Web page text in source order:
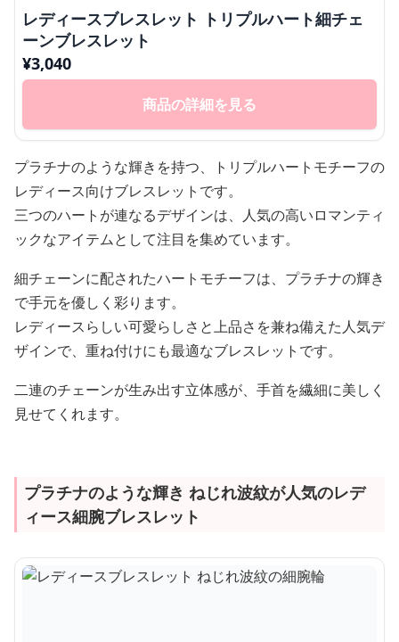
レディースブレスレット トリプルハート細チェ
ーンブレスレット
¥3,040
商品の詳細を見る
プラチナのような輝きを持つ、トリプルハートモチーフの
レディース向けブレスレットです。
三つのハートが連なるデザインは、人気の高いロマンティ
ックなアイテムとして注目を集めています。
細チェーンに配されたハートモチーフは、プラチナの輝き
で手元を優しく彩ります。
レディースらしい可愛らしさと上品さを兼ね備えた人気デ
ザインで、重ね付けにも最適なブレスレットです。
二連のチェーンが生み出す立体感が、手首を繊細に美しく
見せてくれます。
プラチナのような輝き ねじれ波紋が人気のレデ
ィース細腕ブレスレット